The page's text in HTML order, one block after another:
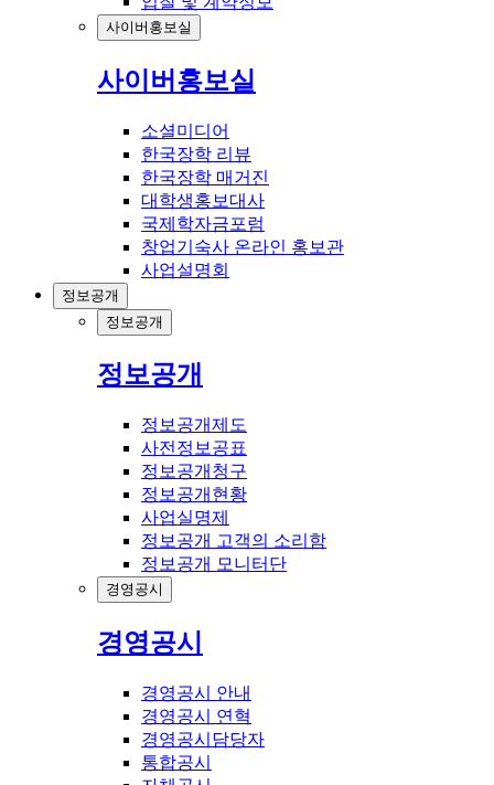
사이버홍보실
사이버홍보실
소셜미디어
한국장학 리뷰
한국장학 매거진
대학생홍보대사
국제학자금포럼
창업기숙사 온라인 홍보관
사업설명회
정보공개
정보공개
정보공개
정보공개제도
사전정보공표
정보공개청구
정보공개현황
사업실명제
정보공개 고객의 소리함
정보공개 모니터단
경영공시
경영공시
경영공시 안내
경영공시 연혁
경영공시담당자
통합공시